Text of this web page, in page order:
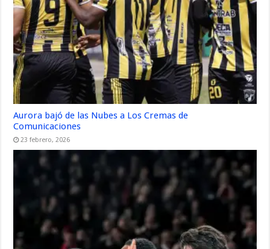
Aurora bajó de las Nubes a Los Cremas de
Comunicaciones
23 febrero, 2026